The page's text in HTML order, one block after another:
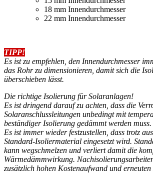
18 mm Innendurchmesser
22 mm Innendurchmesser
TIPP!
Es ist zu empfehlen, den Innendurchmesser
das Rohr zu dimensionieren, damit sich die
überschieben lässt.
Die richtige Isolierung für Solaranlagen!
Es ist dringend darauf zu achten, dass die
Solaranschlussleitungen unbedingt mit
beständiger Isolierung gedämmt werden muss.
Es ist immer wieder festzustellen, dass trotz
Standard-Isoliermaterial eingesetzt wird.
kann wegschmelzen und verliert damit die
Wärmedämmwirkung.
zusätzlich hohen Kostenaufwand und